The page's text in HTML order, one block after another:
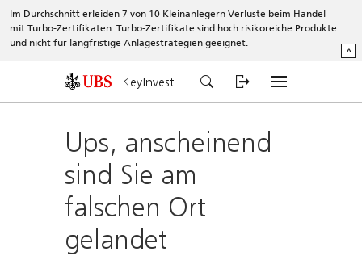
Im Durchschnitt erleiden 7 von 10 Kleinanlegern Verluste beim Handel
mit Turbo-Zertifikaten. Turbo-Zertifikate sind hoch risikoreiche Produkte
und nicht für langfristige Anlagestrategien geeignet.
^
KeyInvest
Ups, anscheinend
sind Sie am
falschen Ort
gelandet